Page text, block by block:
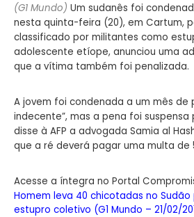
(G1 Mundo) Um sudanês foi
nesta quinta-feira (20), em Cartum,
classificado por militantes como
adolescente etíope, anunciou uma
que a vítima também foi penalizada.
A jovem foi condenada a um mês de
indecente”, mas a pena foi
disse à AFP a advogada Samia al
que a ré deverá pagar uma multa de
Acesse a íntegra no Portal
Homem leva 40 chicotadas no
estupro coletivo (G1 Mundo – 21/02/